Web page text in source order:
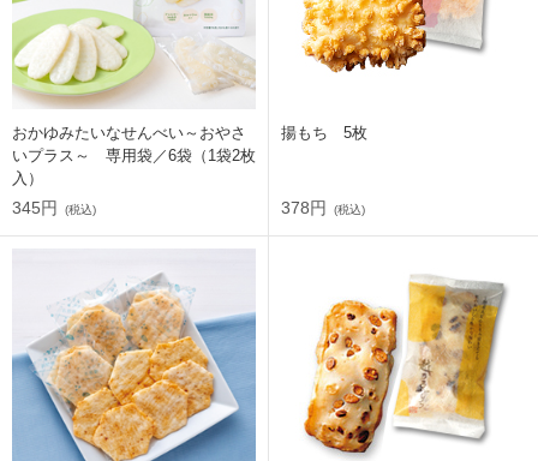
おかゆみたいなせんべい～おやさ
いプラス～ 専用袋／6袋（1袋2枚
入）
345円 (税込)
揚もち 5枚
378円 (税込)